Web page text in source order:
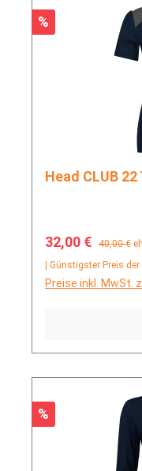
Rabatt
%
Head
Verkaufspreis:
32,00 € Regulärer
40,00 €
| Günstigster Preis
Preise inkl. MwSt.
Rabatt
%